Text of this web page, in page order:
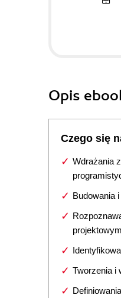
Opis
Czego się
Wdrażania
Budowania
projektowym
Tworzenia i